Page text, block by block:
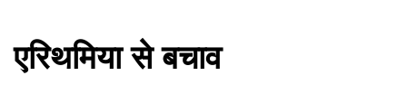
एरिथमिया से बचाव